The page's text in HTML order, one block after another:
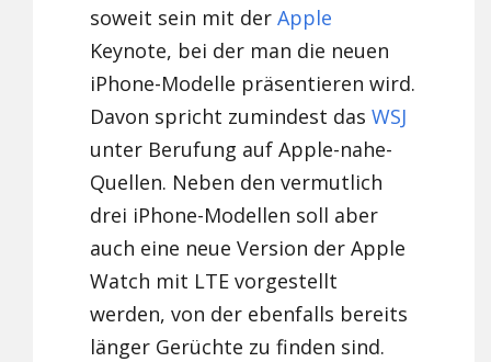
soweit sein mit derApple
Keynote, bei der man die neuen
iPhone-Modelle präsentieren wird.
Davon spricht zumindest dasWSJ
unter Berufung auf Apple-nahe-
Quellen. Neben den vermutlich
drei iPhone-Modellen soll aber
auch eine neue Version der Apple
Watch mit LTE vorgestellt
werden, von der ebenfalls bereits
länger Gerüchte zu finden sind.